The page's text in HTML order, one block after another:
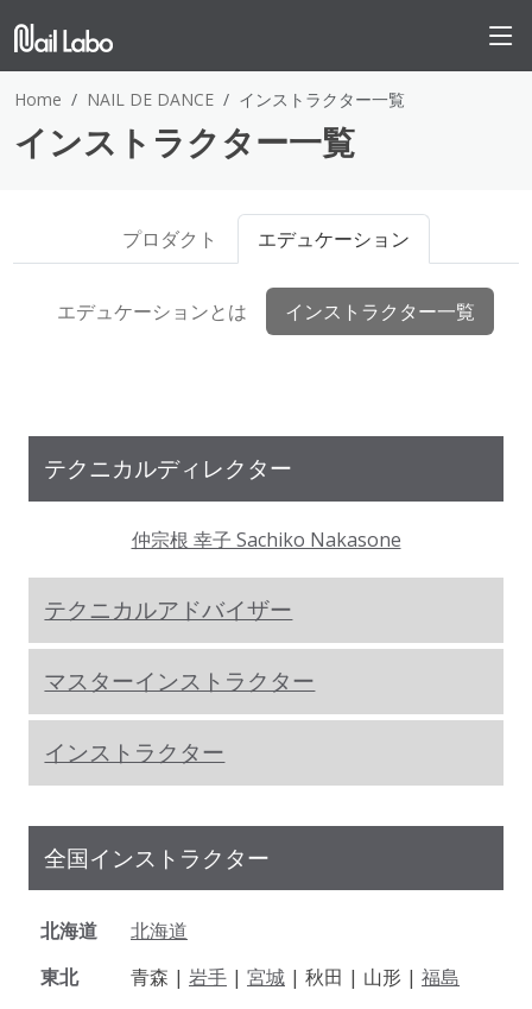
Home NAIL DE DANCE インストラクター一覧
インストラクター一覧
プロダクト エデュケーション
エデュケーションとは インストラクター一覧
テクニカルディレクター
仲宗根 幸子 Sachiko Nakasone
テクニカルアドバイザー
マスターインストラクター
インストラクター
全国インストラクター
北海道
北海道
東北
青森 | 岩手 | 宮城 | 秋田 | 山形 | 福島